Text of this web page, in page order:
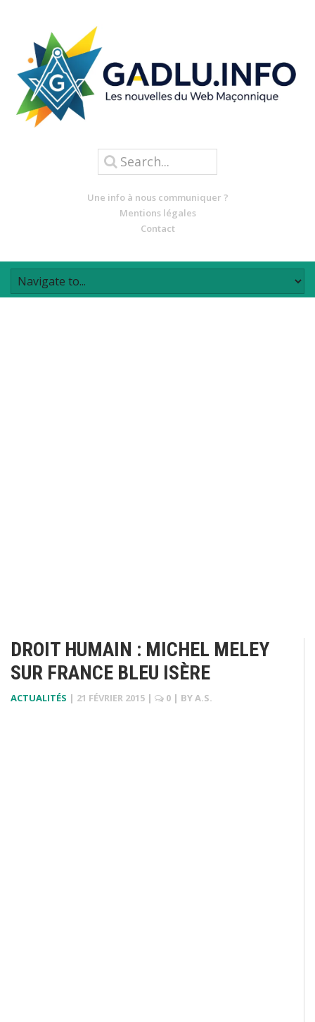
Une info à nous communiquer ?
Mentions légales
Contact
DROIT HUMAIN : MICHEL MELEY
SUR FRANCE BLEU ISÈRE
ACTUALITÉS | 21 FÉVRIER 2015 | 0 | BYA.S.